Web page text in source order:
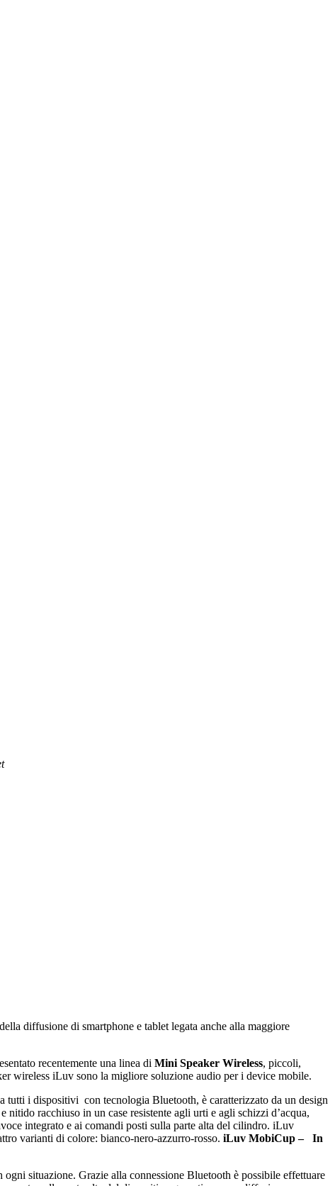
diffusione di smartphone e tablet legata anche alla maggiore
recentemente una linea di Mini Speaker Wireless, piccoli,
wireless iLuv sono la migliore soluzione audio per i device mobile.
tutti i dispositivi con tecnologia Bluetooth, è caratterizzato da un design
racchiuso in un case resistente agli urti e agli schizzi d’acqua,
integrato e ai comandi posti sulla parte alta del cilindro. iLuv
varianti di colore: bianco-nero-azzurro-rosso. iLuv MobiCup – In
situazione. Grazie alla connessione Bluetooth è possibile effettuare